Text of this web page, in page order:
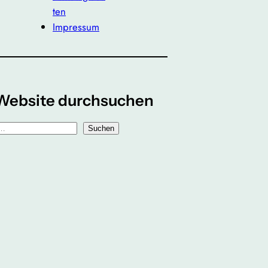
ten
Impressum
durchsuchen
Suchen